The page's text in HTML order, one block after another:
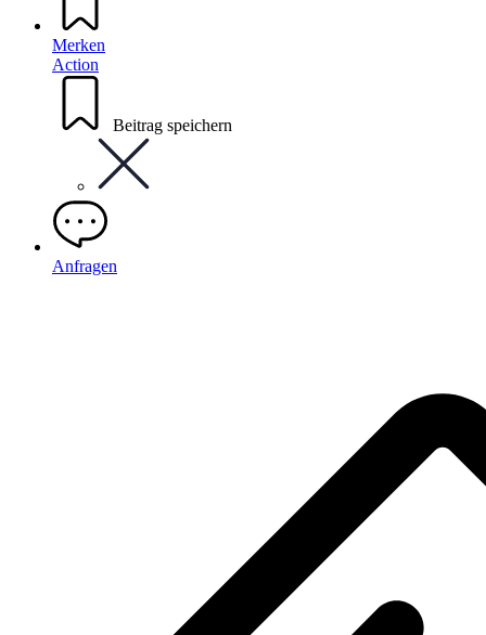
Merken
Action
Beitrag speichern
Anfragen